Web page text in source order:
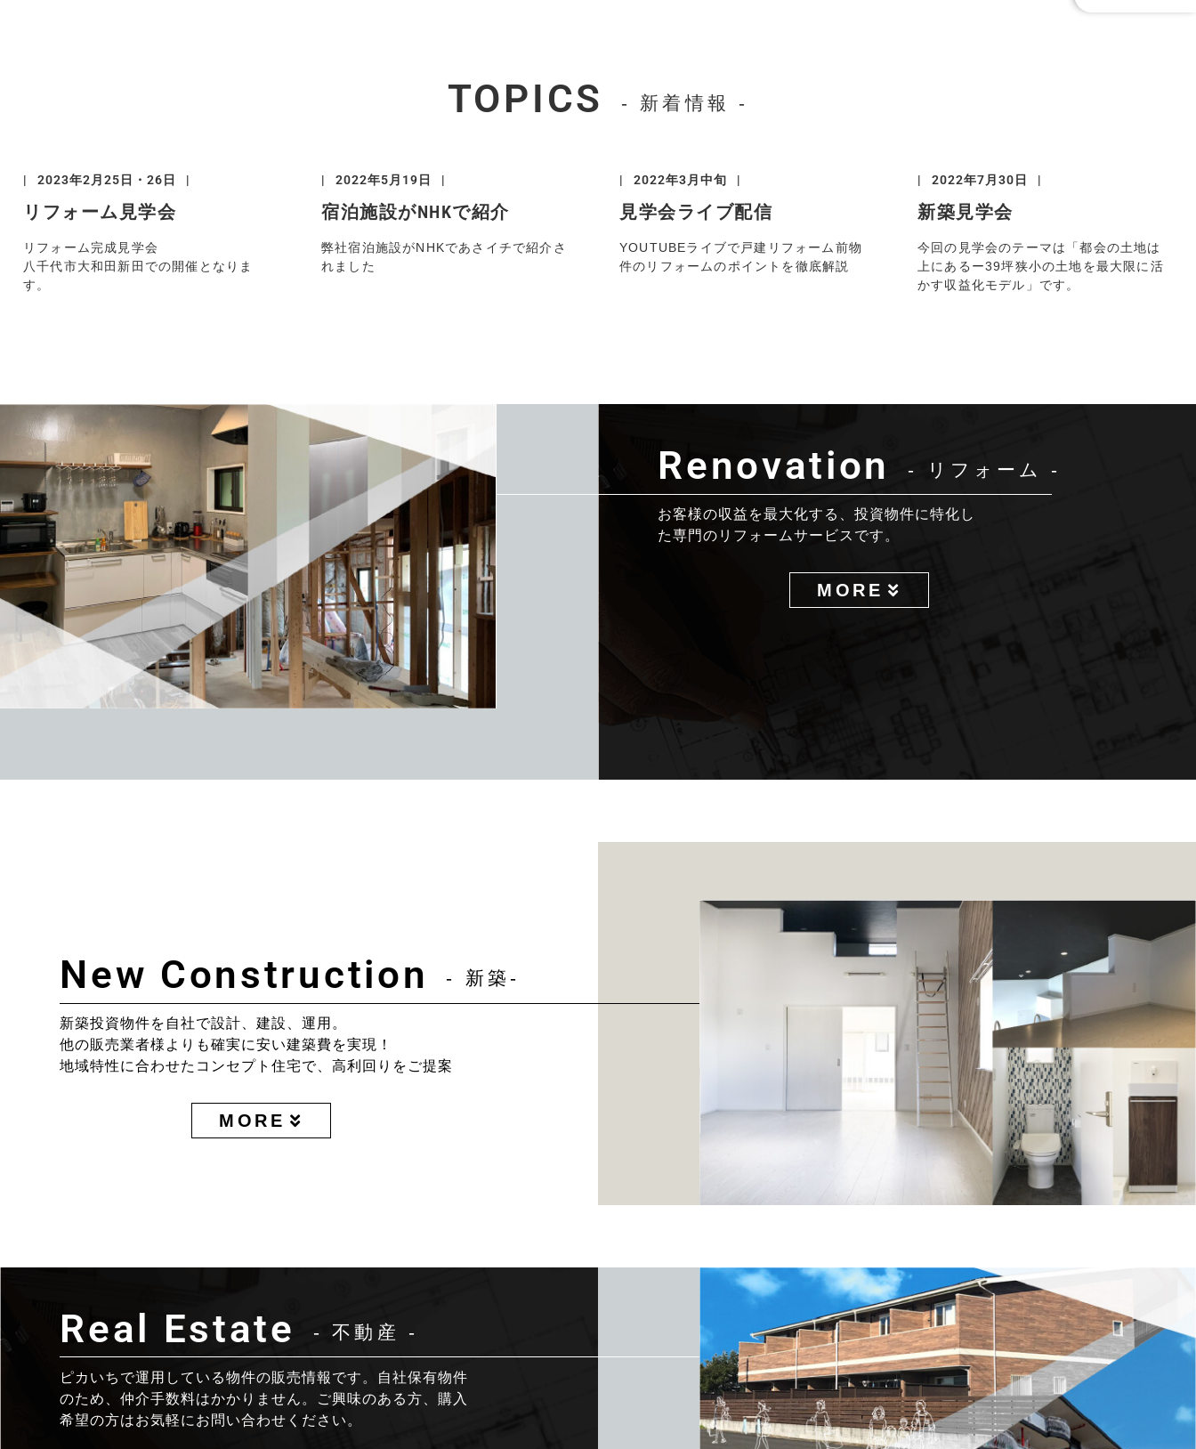
TOPICS - 新着情報 -
2023年2月25日・26日
リフォーム見学会
リフォーム完成見学会
八千代市大和田新田での開催となりま
す。
2022年5月19日
宿泊施設がNHKで紹介
弊社宿泊施設がNHKであさイチで紹介さ
れました
2022年3月中旬
見学会ライブ配信
YOUTUBEライブで戸建リフォーム前物
件のリフォームのポイントを徹底解説
2022年7月30日
新築見学会
今回の見学会のテーマは「都会の土地は
上にあるー39坪狭小の土地を最大限に活
かす収益化モデル」です。
Renovation - リフォーム -
お客様の収益を最大化する、投資物件に特化し
た専門のリフォームサービスです。
MORE
New Construction - 新築-
新築投資物件を自社で設計、建設、運用。
他の販売業者様よりも確実に安い建築費を実現！
地域特性に合わせたコンセプト住宅で、高利回りをご提案
MORE
Real Estate - 不動産 -
ピカいちで運用している物件の販売情報です。自社保有物件
のため、仲介手数料はかかりません。ご興味のある方、購入
希望の方はお気軽にお問い合わせください。